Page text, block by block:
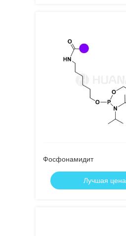
Фосфонамидит
Лучшая цена